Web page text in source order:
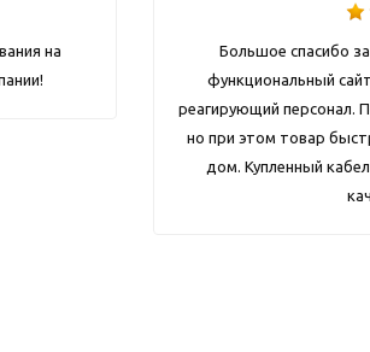
на
Большое спасибо
функциональный
реагирующий персонал.
но при этом товар
дом. Купленный